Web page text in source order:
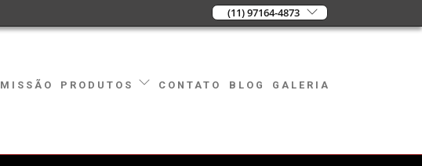
(11) 97164-4873
MISSÃO PRODUTOS CONTATO BLOG GALERIA